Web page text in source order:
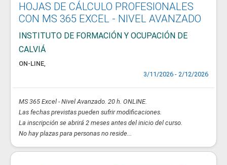
HOJAS DE CÁLCULO PROFESIONALES
CON MS 365 EXCEL - NIVEL AVANZADO
INSTITUTO DE FORMACIÓN Y OCUPACIÓN DE
CALVIÁ
ON-LINE,
3/11/2026 - 2/12/2026
MS 365 Excel - Nivel Avanzado. 20 h. ONLINE.
Las fechas previstas pueden sufrir modificaciones.
La inscripción se abrirá 2 meses antes del inicio del curso.
No hay plazas para personas no reside...